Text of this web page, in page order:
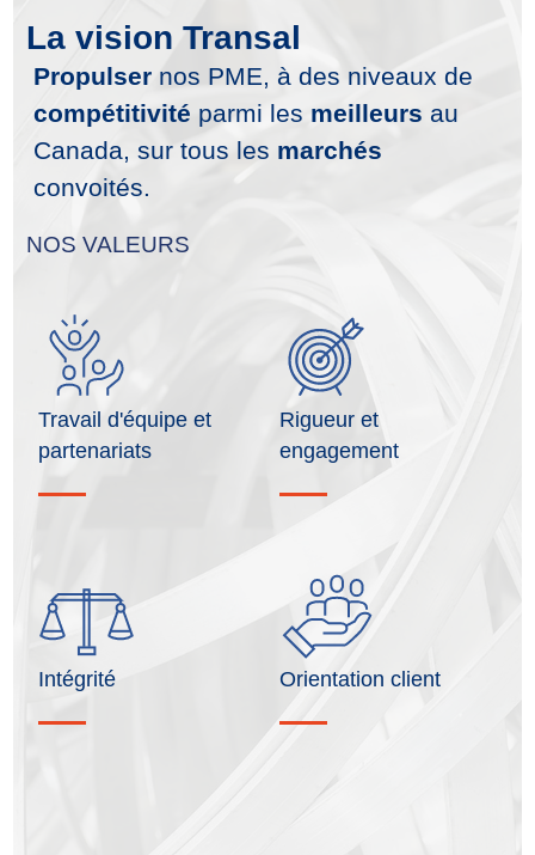
La vision Transal
Propulsernos PME, à des niveaux de
compétitivité parmi les meilleurs au
Canada, sur tous les marchés
convoités.
NOS VALEURS
Travail d'équipe et
partenariats
Rigueur et
engagement
Intégrité Orientation client